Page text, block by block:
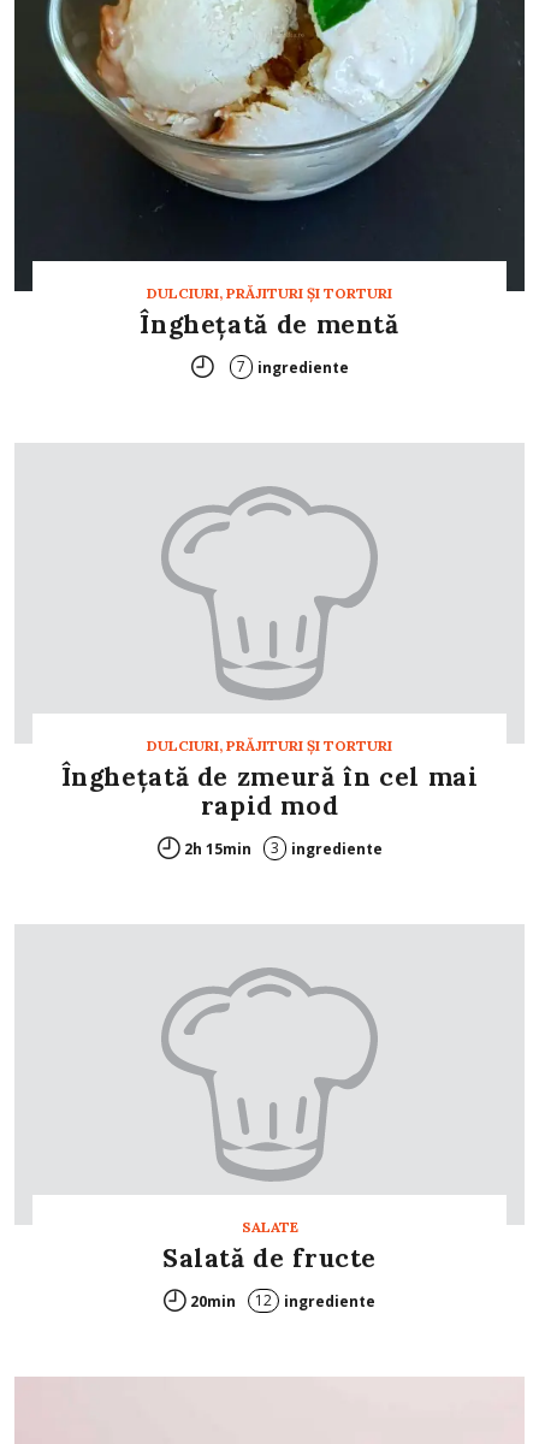
DULCIURI, PRĂJITURI ȘI TORTURI
Înghețată de mentă
7 ingrediente
DULCIURI, PRĂJITURI ȘI TORTURI
Înghețată de zmeură în cel mai
rapid mod
2h 15min 3 ingrediente
SALATE
Salată de fructe
20min 12 ingrediente